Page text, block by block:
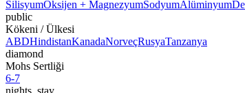
SilisyumOksijen + MagnezyumSodyumAlüminyum
public
Kökeni / Ülkesi
ABDHindistanKanadaNorveçRusyaTanzanya
diamond
Mohs Sertliği
6-7